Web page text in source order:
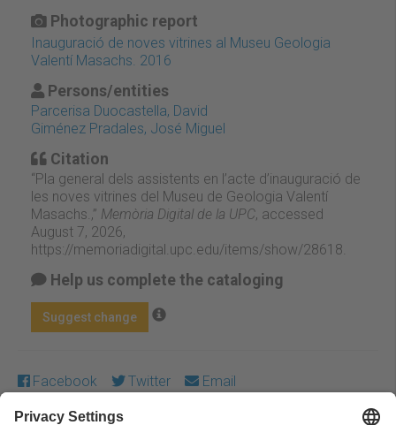
Photographic report
Inauguració de noves vitrines al Museu Geologia
Valentí Masachs. 2016
Persons/entities
Parcerisa Duocastella, David
Giménez Pradales, José Miguel
Citation
“Pla general dels assistents en l’acte d’inauguració de
les noves vitrines del Museu de Geologia Valentí
Masachs.,” Memòria Digital de la UPC, accessed
August 7, 2026,
https://memoriadigital.upc.edu/items/show/28618
Help us complete the cataloging
Suggest change
Facebook Twitter Email